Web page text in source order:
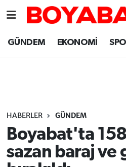
GÜNDEM EKONOMİ
HABERLER GÜNDEM
Boyabat'ta
sazan baraj ve
Sinop Nöbetçi
Sinop Trafik Yoğunluk
Süper Lig Puan